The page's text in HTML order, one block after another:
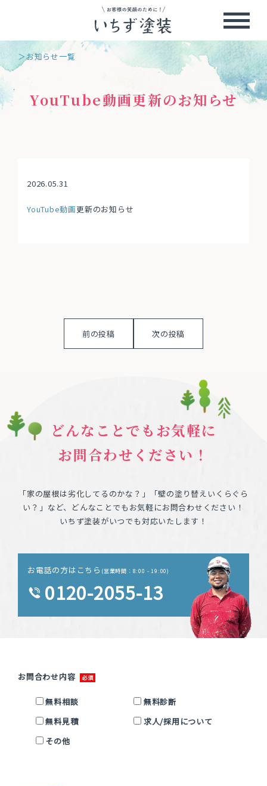
＞お知らせ一覧
YouTube動画更新のお知らせ
2026.05.31
YouTube動画更新のお知らせ
前の投稿 次の投稿
どんなことでもお気軽に
お問合わせください！
「家の屋根は劣化してるのかな？」「壁の塗り替えいくらぐら
い？」など、どんなことでもお気軽にお問合わせください！
いちず塗装がいつでも対応いたします！
お電話の方はこちら (営業時間：8:00 - 19:00)
0120-2055-13
お問合わせ内容
無料相談
無料診断
無料見積
求人/採用について
その他